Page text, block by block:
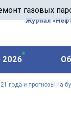
газовых
7802588950
Журнал
2026
года и прогнозы на